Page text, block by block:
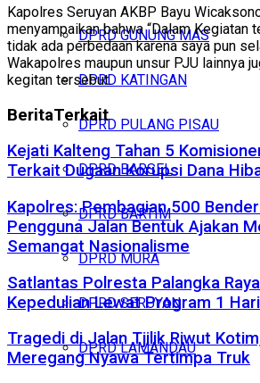
DPRD GUNUNG MAS
DPRD KATINGAN
DPRD PULANG PISAU
DPRD BARSEL
DPRD BARTIM
DPRD MURA
DPRD SERUYAN
DPRD LAMANDAU
Kapolres Seruyan AKBP Bayu
menyampaikan bahwa “Dalam Kegiatan
tidak ada perbedaan karena saya pun
Wakapolres maupun unsur PJU lainnya
kegitan tersebut.
BeritaTerkait
Kejati Kalteng Tahan 5
Terkait Dugaan Korupsi Dana
Kapolres: Pembagian 500
Pengguna Jalan Bentuk Ajakan
Semangat Nasionalisme
Satlantas Polresta Palangka
Kepedulian Lewat Program 1
Tragedi di Jalan Tjilik Riwut
Meregang Nyawa Tertimpa Truk